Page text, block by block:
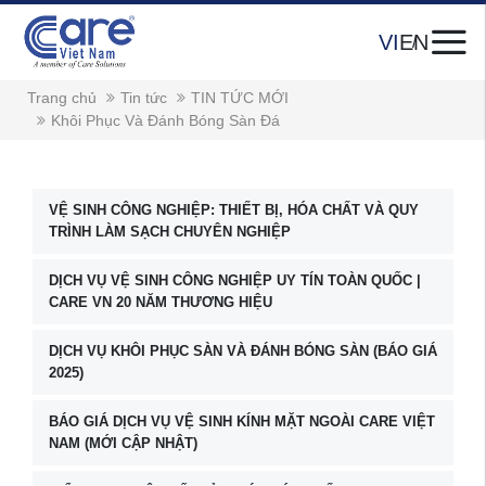
VIEN
Trang chủ Tin tức
TIN TỨC MỚI
Khôi Phục Và Đánh Bóng Sàn Đá
VỆ SINH CÔNG NGHIỆP: THIẾT BỊ, HÓA CHẤT VÀ QUY
TRÌNH LÀM SẠCH CHUYÊN NGHIỆP
DỊCH VỤ VỆ SINH CÔNG NGHIỆP UY TÍN TOÀN QUỐC |
CARE VN 20 NĂM THƯƠNG HIỆU
DỊCH VỤ KHÔI PHỤC SÀN VÀ ĐÁNH BÓNG SÀN (BÁO GIÁ
2025)
BÁO GIÁ DỊCH VỤ VỆ SINH KÍNH MẶT NGOÀI CARE VIỆT
NAM (MỚI CẬP NHẬT)